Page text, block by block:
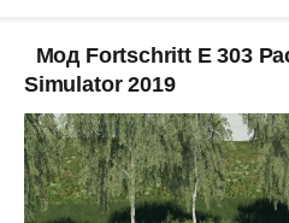
Мод Fortschritt E 303
Simulator 2019